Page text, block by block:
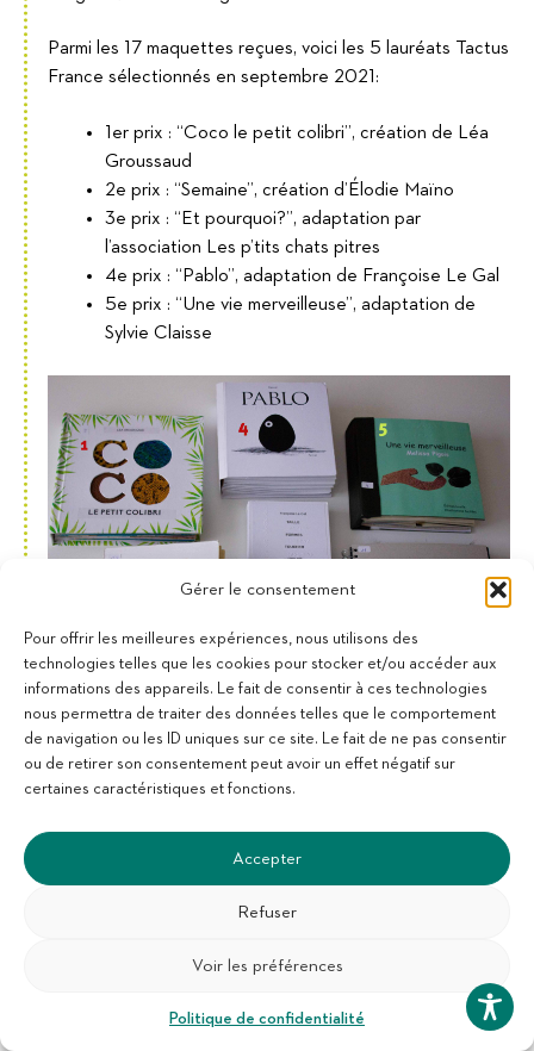
Gérer le consentement
Pour offrir les meilleures expériences, nous utilisons des
technologies telles que les cookies pour stocker et/ou accéder aux
informations des appareils. Le fait de consentir à ces technologies
nous permettra de traiter des données telles que le comportement
de navigation ou les ID uniques sur ce site. Le fait de ne pas consentir
ou de retirer son consentement peut avoir un effet négatif sur
certaines caractéristiques et fonctions.
Accepter
Refuser
Voir les préférences
Politique de confidentialité
Parmi les 17 maquettes reçues, voici les 5 lauréats Tactus
France sélectionnés en septembre 2021:
1er prix : “Coco le petit colibri”, création de Léa
Groussaud
2e prix : “Semaine”, création d’Élodie Maïno
3e prix : “Et pourquoi?”, adaptation par
l’association Les p’tits chats pitres
4e prix : “Pablo”, adaptation de Françoise Le Gal
5e prix : “Une vie merveilleuse”, adaptation de
Sylvie Claisse